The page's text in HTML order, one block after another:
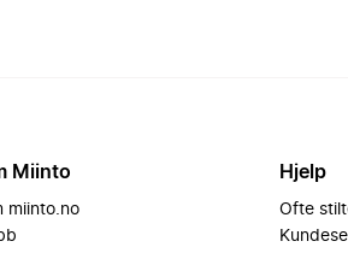
Miinto
miinto.no
Hjelp
Ofte